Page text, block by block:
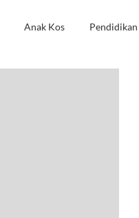
Anak Kos Pendidikan